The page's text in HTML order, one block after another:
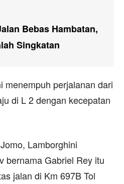
Bebas Hambatan,
Singkatan
menempuh perjalanan dari
di L 2 dengan kecepatan
Lamborghini
bernama Gabriel Rey itu
jalan di Km 697B Tol